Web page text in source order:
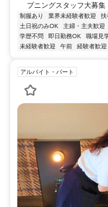
プニングスタッフ大募集
制服あり 業界未経験者歓迎 扶
土日祝のみOK
主婦・主夫歓迎
学歴不問
即日勤務OK 職場見
未経験者歓迎
午前 経験者歓迎
アルバイト・パート